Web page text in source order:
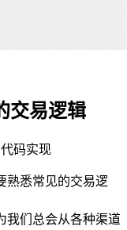
交易逻辑
码实现
熟悉常见的交易逻
我们总会从各种渠道